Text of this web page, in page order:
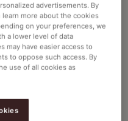
advertisements. By
learn more about the cookies
on your preferences, we
a lower level of data
may have easier access to
to oppose such access. By
use of all cookies as